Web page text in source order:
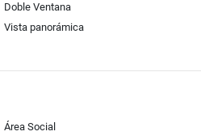
Doble Ventana
Vista panorámica
Área Social